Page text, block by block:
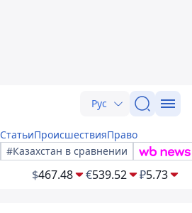
Рус
СтатьиПроисшествияПраво
#Казахстан в сравнении
$467.48 €539.52 ₽5.73